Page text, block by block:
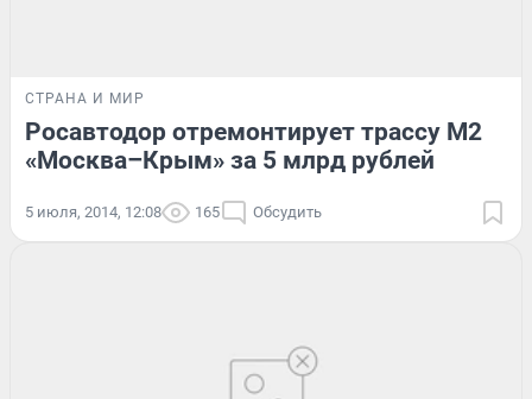
СТРАНА И МИР
Росавтодор отремонтирует трассу М2
«Москва–Крым» за 5 млрд рублей
5 июля, 2014, 12:08 165 Обсудить